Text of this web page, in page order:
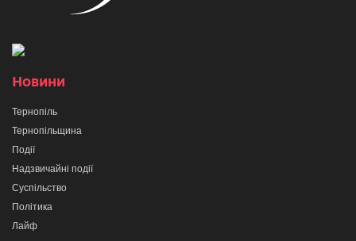
Новини
Тернопіль
Тернопільщина
Події
Надзвичайні події
Суспільство
Політика
Лайф